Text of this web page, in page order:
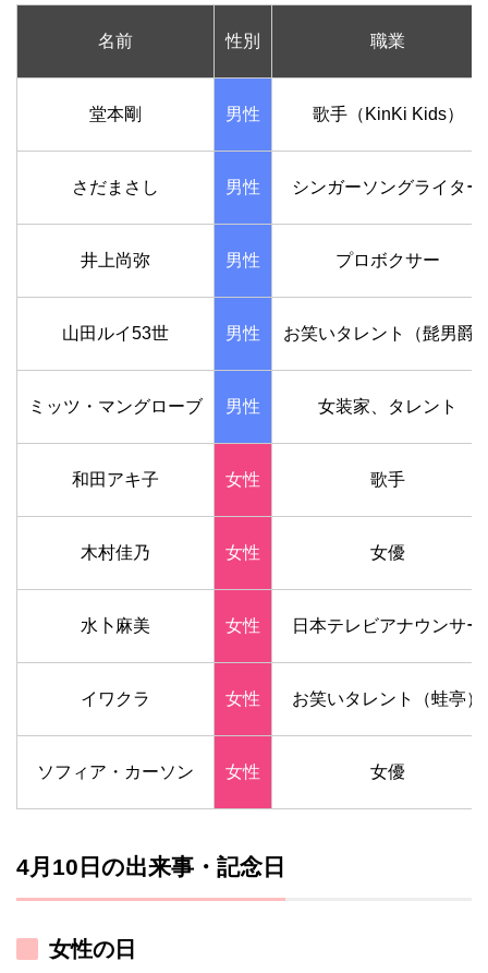
名前 性別 職業
堂本剛 男性 歌手（KinKi Kids）
さだまさし 男性 シンガーソングライター
井上尚弥 男性 プロボクサー
山田ルイ53世 男性 お笑いタレント（髭男爵
ミッツ・マングローブ 男性 女装家、タレント
和田アキ子 女性 歌手
木村佳乃 女性 女優
水卜麻美 女性 日本テレビアナウンサー
イワクラ 女性 お笑いタレント（蛙亭）
ソフィア・カーソン 女性 女優
4月10日の出来事・記念日
女性の日